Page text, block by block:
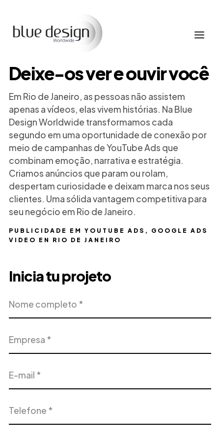
PUBLICIDADE EM YOUTUBE ADS, GOOGLE ADS
VIDEO EN RIO DE JANEIRO
Deixe-os ver e ouvir você
Em Rio de Janeiro, as pessoas não assistem
apenas a vídeos, elas vivem histórias. Na Blue
Design Worldwide transformamos cada
segundo em uma oportunidade de conexão por
meio de campanhas de YouTube Ads que
combinam emoção, narrativa e estratégia.
Criamos anúncios que param ou rolam,
despertam curiosidade e deixam marca nos seus
clientes. Uma sólida vantagem competitiva para
seu negócio em Rio de Janeiro.
Inicia tu projeto
completo
mail